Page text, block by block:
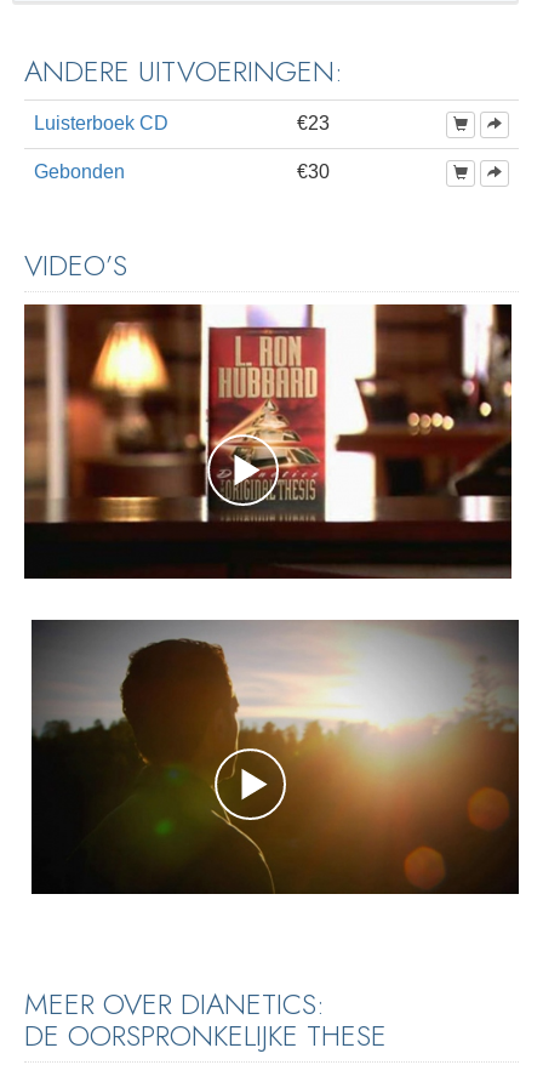
ANDERE UITVOERINGEN:
Luisterboek CD €23
Gebonden €30
VIDEO’S
MEER OVER DIANETICS:
DE OORSPRONKELIJKE THESE